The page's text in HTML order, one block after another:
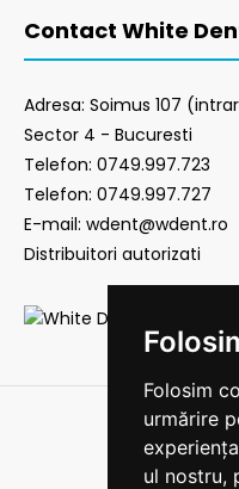
Folosim
urmărire
ul nostru,
Contact White
Adresa: Soimus 107
Sector 4 - Bucuresti
Telefon: 0749.997.723
Telefon: 0749.997.727
E-mail: wdent@wdent.ro
Distribuitori autorizati